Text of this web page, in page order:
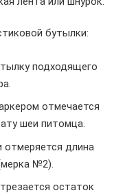
бутылки:
подходящего
отмечается
шеи питомца.
отмеряется длина
№2).
остаток